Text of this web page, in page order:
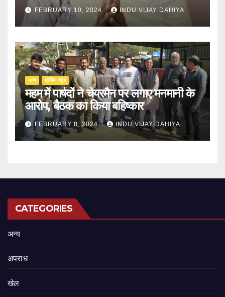
FEBRUARY 10, 2024 INDU VIJAY DAHIYA
अन्य ब्रेकिंग न्यूज़
महम में पार्षदों ने चेयरमैन पर लगाए मनमानी के
आरोप, बैठक का किया बहिष्कार
FEBRUARY 8, 2024 INDU VIJAY DAHIYA
CATEGORIES
अन्य
अपराध
खेल